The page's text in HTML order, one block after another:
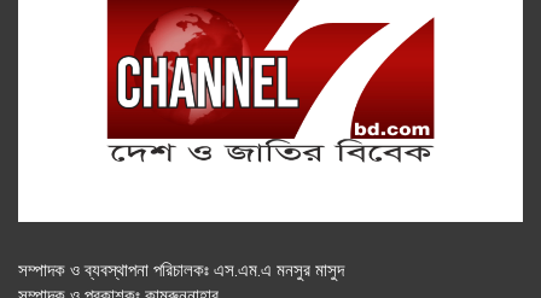
সম্পাদক ও ব্যবস্থাপনা পরিচালকঃ এস.এম.এ মনসুর মাসুদ